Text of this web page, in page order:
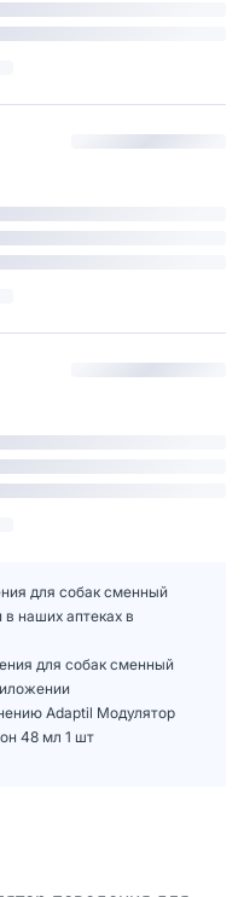
для собак сменный
наших аптеках в
для собак сменный
Adaptil Модулятор
48 мл 1 шт